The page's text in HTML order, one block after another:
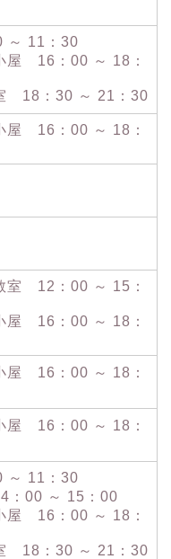
～ 11：30
屋 16：00 ～ 18：
18：30 ～ 21：30
屋 16：00 ～ 18：
室 12：00 ～ 15：
屋 16：00 ～ 18：
屋 16：00 ～ 18：
屋 16：00 ～ 18：
～ 11：30
：00 ～ 15：00
屋 16：00 ～ 18：
18：30 ～ 21：30